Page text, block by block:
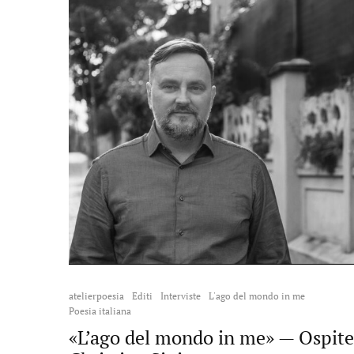
atelierpoesia Editi Interviste
L'ago del mondo in me
Poesia italiana
«L’ago del mondo in me» —